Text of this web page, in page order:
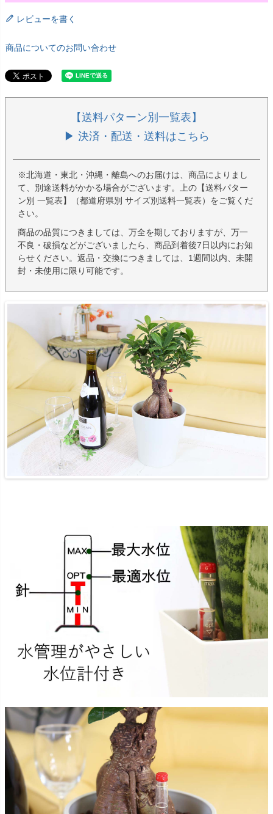
レビューを書く
商品についてのお問い合わせ
【送料パターン別一覧表】
▶ 決済・配送・送料はこちら
※北海道・東北・沖縄・離島へのお届けは、商品によりまし
て、別途送料がかかる場合がございます。上の【送料パター
ン別 一覧表】（都道府県別 サイズ別送料一覧表）をご覧くだ
さい。
商品の品質につきましては、万全を期しておりますが、万一
不良・破損などがございましたら、商品到着後7日以内にお知
らせください。返品・交換につきましては、1週間以内、未開
封・未使用に限り可能です。